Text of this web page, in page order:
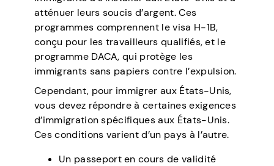
atténuer leurs soucis d’argent. Ces
programmes comprennent le visa H-1B,
conçu pour les travailleurs qualifiés, et le
programme DACA, qui protège les
immigrants sans papiers contre l’expulsion.
Cependant, pour immigrer aux États-Unis,
vous devez répondre à certaines exigences
d’immigration spécifiques aux États-Unis.
Ces conditions varient d’un pays à l’autre.
Un passeport en cours de validité